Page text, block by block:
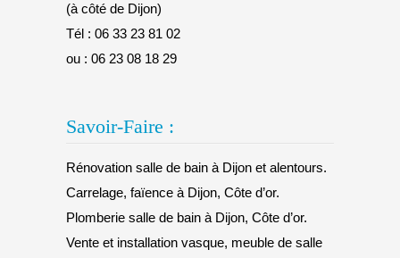
(à côté de Dijon)
Tél : 06 33 23 81 02
ou : 06 23 08 18 29
Savoir-Faire :
Rénovation salle de bain à Dijon et alentours.
Carrelage, faïence à Dijon, Côte d’or.
Plomberie salle de bain à Dijon, Côte d’or.
Vente et installation vasque, meuble de salle